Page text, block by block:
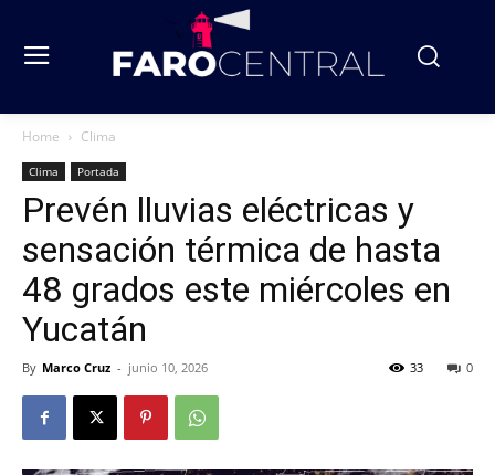
Home Clima
Clima Portada
Prevén lluvias eléctricas y
sensación térmica de hasta
48 grados este miércoles en
Yucatán
By Marco Cruz - junio 10, 2026 0
33